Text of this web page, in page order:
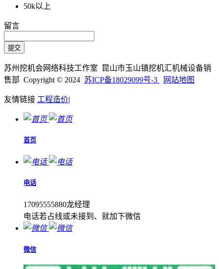
50k以上
留言
苏州挖机会网络科技工作室 昆山市玉山镇挖机汇机械设备销
售部 Copyright © 2024 苏ICP备18029099号-3 网站地图
友情链接 工程造价|
首页
电话
17095555880龙经理
电话若占线或未接到、就加下微信
微信